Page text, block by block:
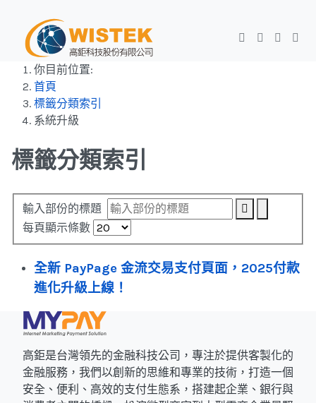
你目前位置:
首頁
標籤分類索引
系統升級
標籤分類索引
輸入部份的標題
每頁顯示條數
全新 PayPage 金流交易支付頁面，2025付款
進化升級上線！
高鉅是台灣領先的金融科技公司，專注於提供客製化的
金融服務，我們以創新的思維和專業的技術，打造一個
安全、便利、高效的支付生態系，搭建起企業、銀行與